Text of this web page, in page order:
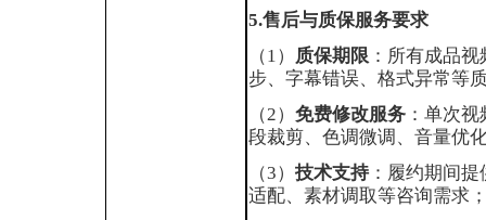
5.售后与质保服务要求
（1） 质保期限：所有成品视
步、字幕错误、格式异常等
（2） 免费修改服务：单次视
段裁剪、色调微调、音量优
（3） 技术支持：履约期间提
适配、素材调取等咨询需求